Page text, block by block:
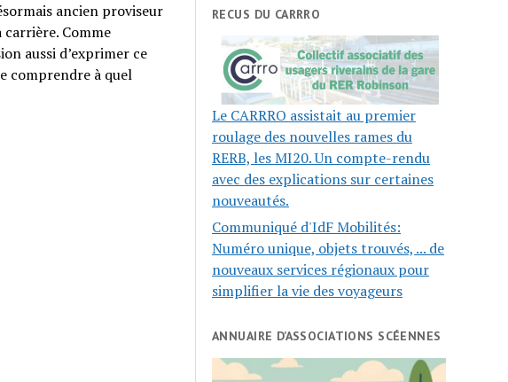
ancien proviseur
Comme
aussi d’exprimer ce
comprendre à quel
RECUS DU CARRRO
Le CARRRO assistait au premier
roulage des nouvelles rames du
RERB, les MI20. Un compte-rendu
avec des explications sur certaines
nouveautés.
Communiqué d'IdF Mobilités:
Numéro unique, objets trouvés, ... de
nouveaux services régionaux pour
simplifier la vie des voyageurs
ANNUAIRE D’ASSOCIATIONS SCÉENNES